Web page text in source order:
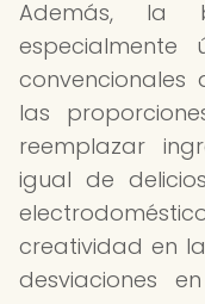
Además, la
las
reemplazar
igual de
creatividad en
desviaciones